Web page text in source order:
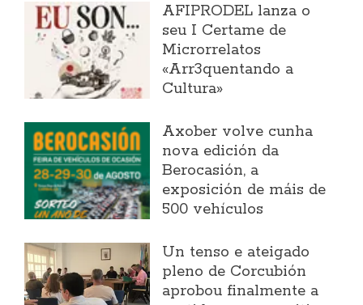
AFIPRODEL lanza o
seu I Certame de
Microrrelatos
«Arr3quentando a
Cultura»
Axober volve cunha
nova edición da
Berocasión, a
exposición de máis de
500 vehículos
Un tenso e ateigado
pleno de Corcubión
aprobou finalmente a